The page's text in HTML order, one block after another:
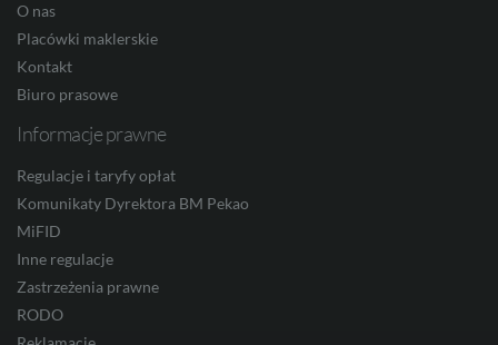
O nas
Placówki maklerskie
Kontakt
Biuro prasowe
Informacje prawne
Regulacje i taryfy opłat
Komunikaty Dyrektora BM Pekao
MiFID
Inne regulacje
Zastrzeżenia prawne
RODO